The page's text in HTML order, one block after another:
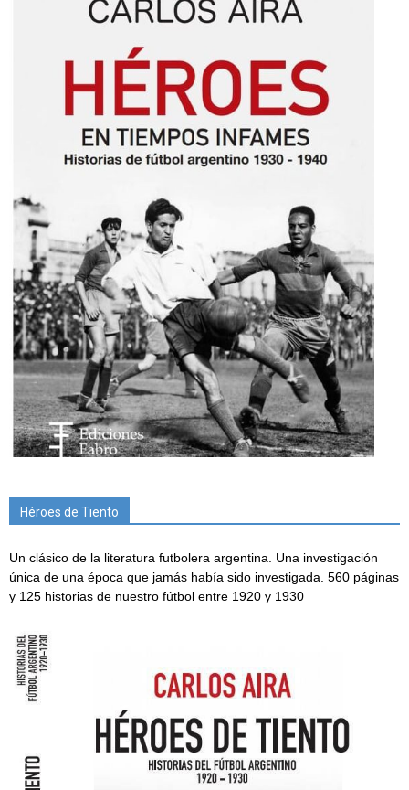
Héroes de Tiento
Un clásico de la literatura futbolera argentina. Una investigación
única de una época que jamás había sido investigada. 560 páginas
y 125 historias de nuestro fútbol entre 1920 y 1930